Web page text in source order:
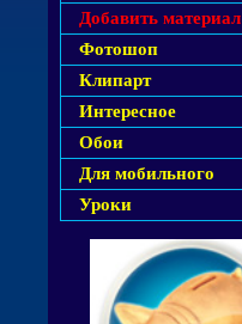
Добавить материал
Фотошоп
Клипарт
Интересное
Обои
Для мобильного
Уроки